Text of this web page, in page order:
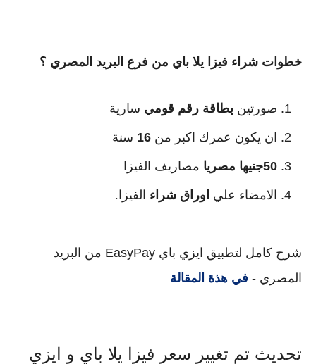
خطوات شراء فيزا يلا باي من فرع البريد المصري ؟
صورتين بطاقة رقم قومي سارية
ان يكون عمرك اكبر من سنة
50جنيها مصريا مصاريف الفيزا
الامضاء علي اوراق شراء الفيزا.
شرح كامل لتطبيق ايزي باي EasyPay من البريد
المصري - في هذة المقالة
تحديث تم تغيير سعر فيزا يلا باي و ايزي